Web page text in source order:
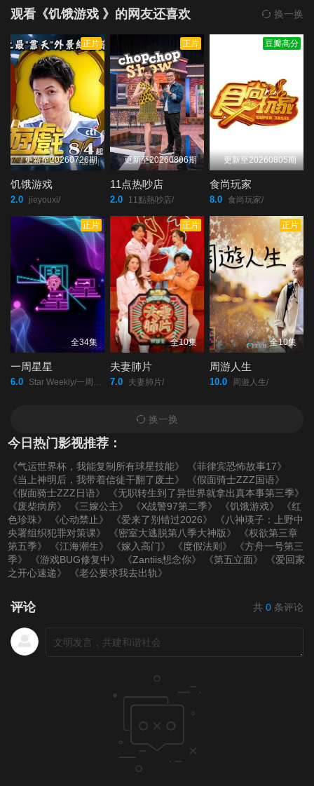
第20200315期 第20200322期 第20200329期
第20200405期 第20200412期 第20200419期
第20200426期 第20200503期 第20200510期
第20200517期 第20200524期 第20200531期
第20200607期 第20200614期 第20200621期
第20200628期 第20200705期 第20200712期
第20200719期 第20200726期 第20200802期
第20200809期 第20200816期 第20200823期
第20200830期 第20200906期 第20200913期
第20200920期 第20200927期 第20201004期
第20201101期 第20201108期 第20201115期
第20201122期 第20201129期 第20201206期
第20201213期 第20201227期 第20210110期
第20210328期
第20210509期
观看《饥饿游戏 》的网友还喜欢 换一换
正片
更新至20260726期
饥饿游戏
2.0 jieyouxi/
正片
更新至20260806期
11点热吵店
2.0 11點熱吵店/
豆瓣高分
更新至20260805期
食尚玩家
8.0 食尚玩家/
正片
全34集
一周星星
6.0 Star Weekly/一周星星/
正片
全10集
夫妻肺片
7.0 夫妻肺片/
正片
全10集
周游人生
10.0 周遊人生/
换一换
今日热门影视推荐：
《气运世界杯，我能复制所有球星技能》
《菲律宾恐怖故事17》
《当上神明后，我带着信徒干翻了废土》
《假面骑士ZZZ国语》
《假面骑士ZZZ日语》
《无职转生到了异世界就拿出真本事第三季》
《废柴病房》
《三嫁公主》 《X战警97第二季》 《饥饿游戏》
《红
色珍珠》
《心动禁止》 《爱来了别错过2026》
《八神瑛子：上野中
央署组织犯罪对策课》
《密室大逃脱第八季大神版》
《权欲第三章
第五季》
《江海潮生》 《嫁入高门》 《度假法则》
《方舟一号第三
季》
《游戏BUG修复中》 《Zantiis想念你》 《第五立面》
《爱回家
之开心速递》
《老公要求我去出轨》
评论 共 0 条评论